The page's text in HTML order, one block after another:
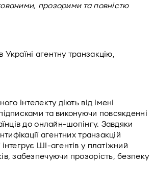
прозорими та повністю
агентну транзакцію,
інтелекту діють від імені
та виконуючи повсякденні
до онлайн-шопінгу. Завдяки
агентних транзакцій
ШІ-агентів у платіжний
забезпечуючи прозорість, безпеку